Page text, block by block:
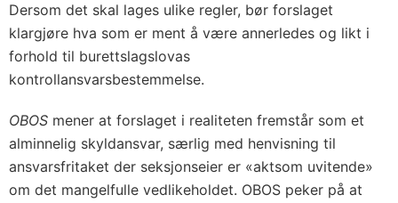
Dersom det skal lages ulike regler, bør forslaget
klargjøre hva som er ment å være annerledes og likt i
forhold til burettslagslovas
kontrollansvarsbestemmelse.
OBOS mener at forslaget i realiteten fremstår som et
alminnelig skyldansvar, særlig med henvisning til
ansvarsfritaket der seksjonseier er «aktsom uvitende»
om det mangelfulle vedlikeholdet. OBOS peker på at